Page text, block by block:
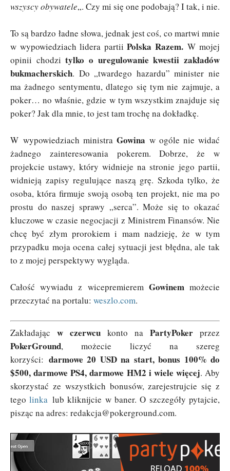
wszyscy obywatele„. Czy mi się one podobają? I tak, i nie.
To są bardzo ładne słowa, jednak jest coś, co martwi mnie
w wypowiedziach lidera partiiPolska Razem.W mojej
opinii chodzitylko o uregulowanie kwestii zakładów
bukmacherskich. Do „twardego hazardu” minister nie
ma żadnego sentymentu, dlatego się tym nie zajmuje, a
poker… no właśnie, gdzie w tym wszystkim znajduje się
poker? Jak dla mnie, to jest tam trochę na dokładkę.
W wypowiedziach ministraGowina w ogóle nie widać
żadnego zainteresowania pokerem. Dobrze, że w
projekcie ustawy, który widnieje na stronie jego partii,
widnieją zapisy regulujące naszą grę. Szkoda tylko, że
osoba, która firmuje swoją osobą ten projekt, nie ma po
prostu do naszej sprawy „serca”. Może się to okazać
kluczowe w czasie negocjacji z Ministrem Finansów. Nie
chcę być złym prorokiem i mam nadzieję, że w tym
przypadku moja ocena całej sytuacji jest błędna, ale tak
to z mojej perspektywy wygląda.
Całość wywiadu z wicepremierem Gowinemmożecie
przeczytać na portalu: weszlo.com.
Zakładając w czerwcu konto na PartyPoker przez
PokerGround, możecie liczyć na szereg
korzyści: darmowe 20 USD na start, bonus 100% do
$500, darmowe PS4, darmowe HM2 i wiele więcej. Aby
skorzystać ze wszystkich bonusów, zarejestrujcie się z
tegolinka lub kliknijcie w baner. O szczegóły pytajcie,
pisząc na adres: redakcja@pokerground.com.